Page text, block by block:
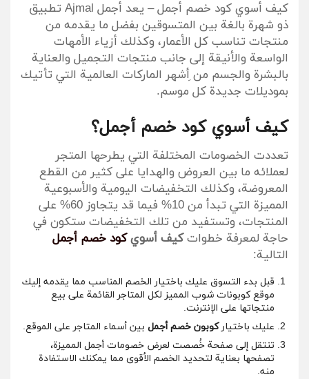
كيف أسوي كود خصم أجمل – يعد أجمل Ajmal تطبيق
ذو شهرة بالغة بين المتسوقين بفضل ما يقدمه من
منتجات تناسب كل الأعمار، وكذلك أزياء الأمهات
الواسعة والأنيقة إلى جانب منتجات التجميل والعناية
بالبشرة والجسم من ِأشهر الماركات العالمية التي تأتيك
بموديلات جديدة كل موسم.
كيف أسوي كود خصم أجمل؟
تعددت الخصومات المختلفة التي يطرحها المتجر
لعملائه ما بين العروض والهدايا على كثير من القطع
المعروضة، وكذلك التخفيضات اليومية والأسبوعية
المميزة التي تبدأ من 10% فيما قد يتجاوز 60% على
المنتجات، وتستفيد من تلك التخفيضات ستكون في
حاجة لمعرفة خطواتكيف أسويكود خصم أجمل
التالية:
قبل بدء التسوق عليك باختيار الخصم المناسب مما يقدمه إليك
موقع كوبونات شوب المميز لكل المتاجر القائمة على بيع
منتجاتها على الإنترنت.
عليك باختياركوبون خصم أجمل بين أسماء المتاجر على الموقع.
تنتقل إلى صفحة خُصصت لعرض خصومات أجمل المميزة،
تصفحها بعناية لتحديد الخصم الأقوى مما يمكنك الاستفادة
منه.